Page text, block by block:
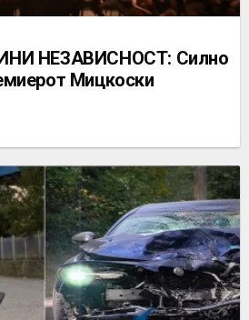
НЕЗАВИСНОСТ: Силно
Мицкоски